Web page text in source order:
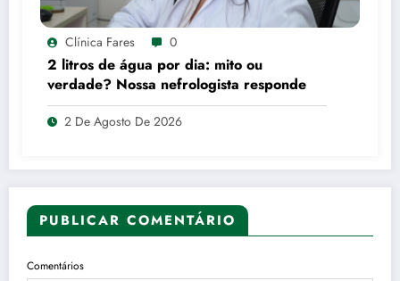
Clínica Fares 0
2 litros de água por dia: mito ou
verdade? Nossa nefrologista responde
2 De Agosto De 2026
PUBLICAR COMENTÁRIO
Comentários